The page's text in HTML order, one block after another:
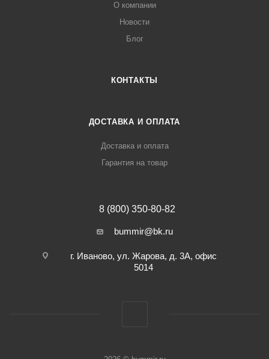
О компании
Новости
Блог
КОНТАКТЫ
ДОСТАВКА И ОПЛАТА
Доставка и оплата
Гарантия на товар
8 (800) 350-80-82
bummir@bk.ru
г. Иваново, ул. Жарова, д. 3А, офис
5014